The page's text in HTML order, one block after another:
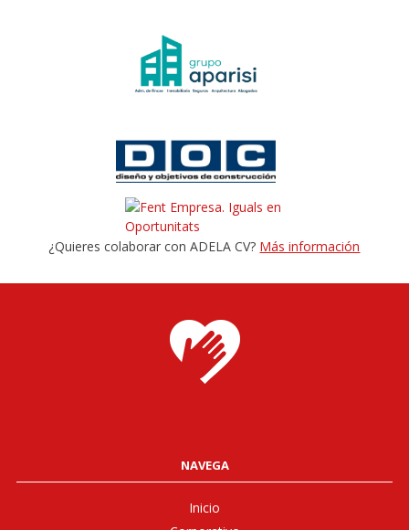
¿Quieres colaborar con ADELA CV? Más información
NAVEGA
Inicio